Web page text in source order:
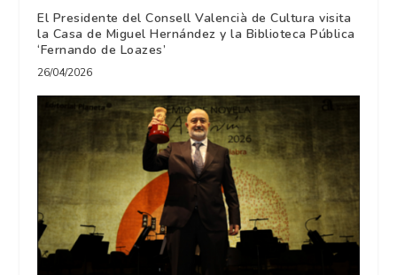
El Presidente del Consell Valencià de Cultura visita
la Casa de Miguel Hernández y la Biblioteca Pública
‘Fernando de Loazes’
26/04/2026